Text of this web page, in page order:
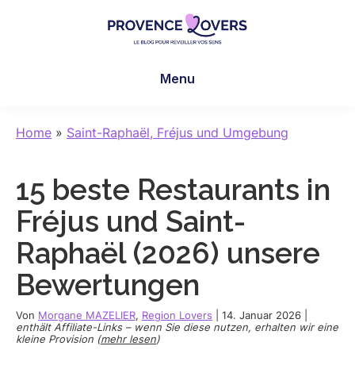
in
zu
Le
blog
de
Claire
et
Menu
Home » Saint-Raphaël, Fréjus und Umgebung
15 beste Restaurants in
Fréjus und Saint-
Raphaël (2026) unsere
Bewertungen
Von Morgane MAZELIER, Region Lovers 14. Januar 2026
enthält Affiliate-Links – wenn Sie diese nutzen, erhalten wir eine
kleine Provision (mehr lesen)